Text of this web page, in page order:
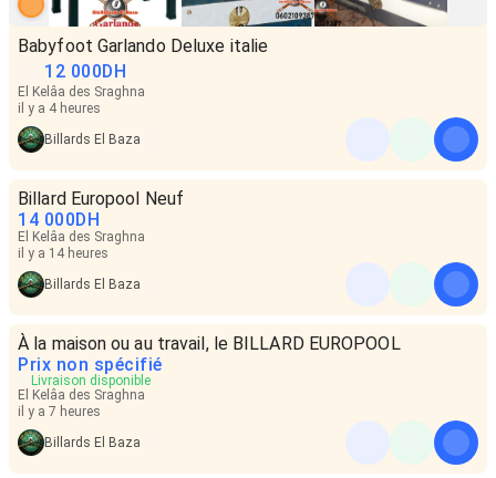
Babyfoot Garlando Deluxe italie
12 000DH
El Kelâa des Sraghna
il y a 4 heures
Billards El Baza
Billard Europool Neuf
14 000DH
El Kelâa des Sraghna
il y a 14 heures
Billards El Baza
À la maison ou au travail, le BILLARD EUROPOOL
Prix non spécifié
Livraison disponible
El Kelâa des Sraghna
il y a 7 heures
Billards El Baza